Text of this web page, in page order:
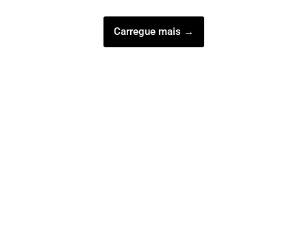
Carregue mais →